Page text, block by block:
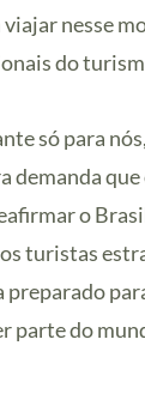
nesse
do
só para
demanda que
o
turistas
preparado
parte do